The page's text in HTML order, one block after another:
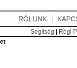
RÓLUNK
Segítség | Régi